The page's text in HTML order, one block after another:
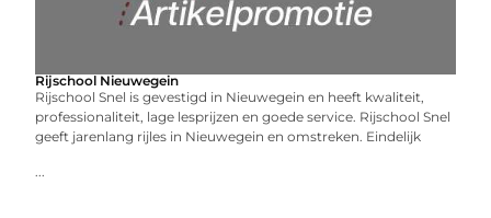
Rijschool Nieuwegein
Rijschool Snel is gevestigd in Nieuwegein en heeft kwaliteit,
professionaliteit, lage lesprijzen en goede service. Rijschool Snel
geeft jarenlang rijles in Nieuwegein en omstreken. Eindelijk
...